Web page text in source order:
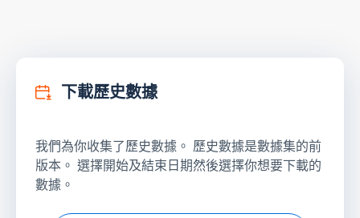
下載歷史數據
我們為你收集了歷史數據。 歷史數據是數據集的前
版本。 選擇開始及結束日期然後選擇你想要下載的
數據。